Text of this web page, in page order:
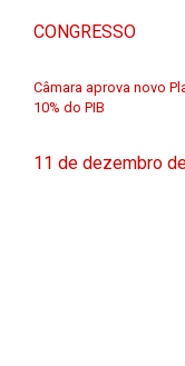
CONGRESSO
Câmara aprova novo
10% do PIB
11 de dezembro